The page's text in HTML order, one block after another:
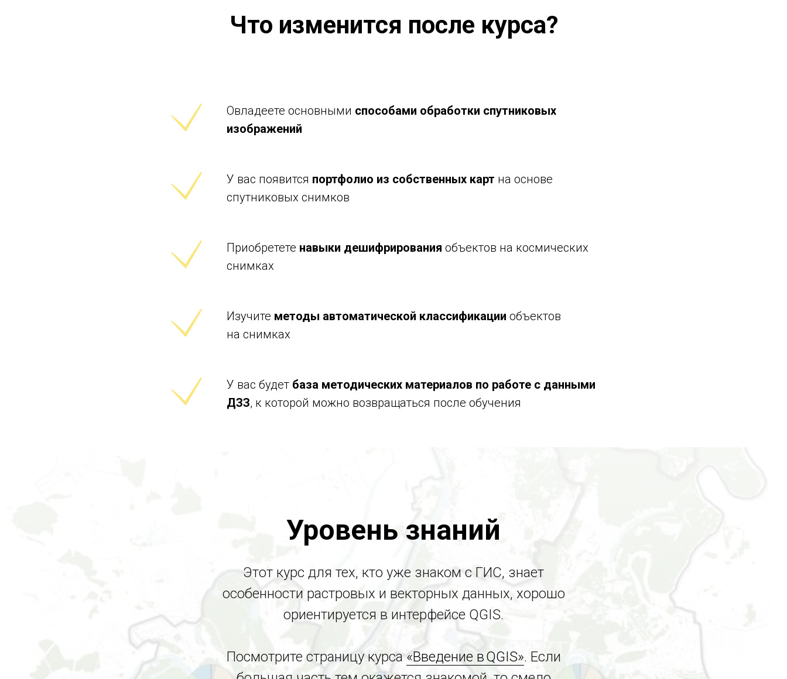
Что изменится после курса?
Овладеете основными способами обработки спутниковых
изображений
У вас появится портфолио из собственных карт на основе
спутниковых снимков
Приобретете навыки дешифрирования объектов на космических
снимках
Изучите методы автоматической классификации объектов
на снимках
У вас будет база методических материалов по работе с данными
ДЗЗ, к которой можно возвращаться после обучения
Уровень знаний
Этот курс для тех, кто уже знаком с ГИС, знает
особенности растровых и векторных данных, хорошо
ориентируется в интерфейсе QGIS.
Посмотрите страницу курса«Введение в QGIS». Если